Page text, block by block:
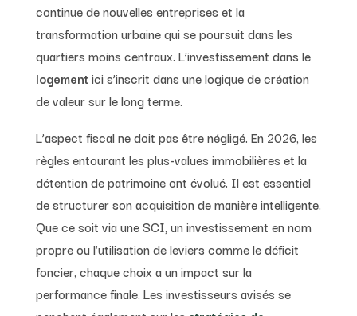
continue de nouvelles entreprises et la
transformation urbaine qui se poursuit dans les
quartiers moins centraux. L’investissement dans le
logementici s’inscrit dans une logique de création
de valeur sur le long terme.
L’aspect fiscal ne doit pas être négligé. En 2026, les
règles entourant les plus-values immobilières et la
détention de patrimoine ont évolué. Il est essentiel
de structurer son acquisition de manière intelligente.
Que ce soit via une SCI, un investissement en nom
propre ou l’utilisation de leviers comme le déficit
foncier, chaque choix a un impact sur la
performance finale. Les investisseurs avisés se